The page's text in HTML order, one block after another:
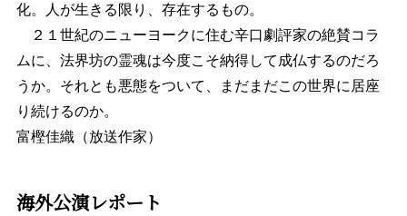
化。人が生きる限り、存在するもの。
２１世紀のニューヨークに住む辛口劇評家の絶賛コラ
ムに、法界坊の霊魂は今度こそ納得して成仏するのだろ
うか。それとも悪態をついて、まだまだこの世界に居座
り続けるのか。
富樫佳織（放送作家）
海外公演レポート